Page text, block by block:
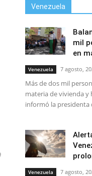
Venezuela
mil
en
Venezuela 7 agosto,
Más de dos mil
materia de vivienda y
informó la presidenta
Venezuela 7 agosto,